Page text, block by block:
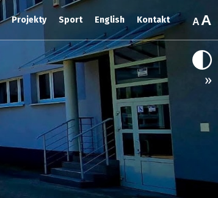
»
Projekty Sport English Kontakt